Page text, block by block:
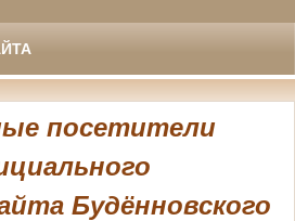
посетители
Будённовского